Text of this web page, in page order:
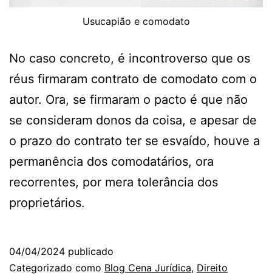
Usucapião e comodato
No caso concreto, é incontroverso que os
réus firmaram contrato de comodato com o
autor. Ora, se firmaram o pacto é que não
se consideram donos da coisa, e apesar de
o prazo do contrato ter se esvaído, houve a
permanência dos comodatários, ora
recorrentes, por mera tolerância dos
proprietários.
04/04/2024 publicado
Categorizado como Blog Cena Jurídica, Direito